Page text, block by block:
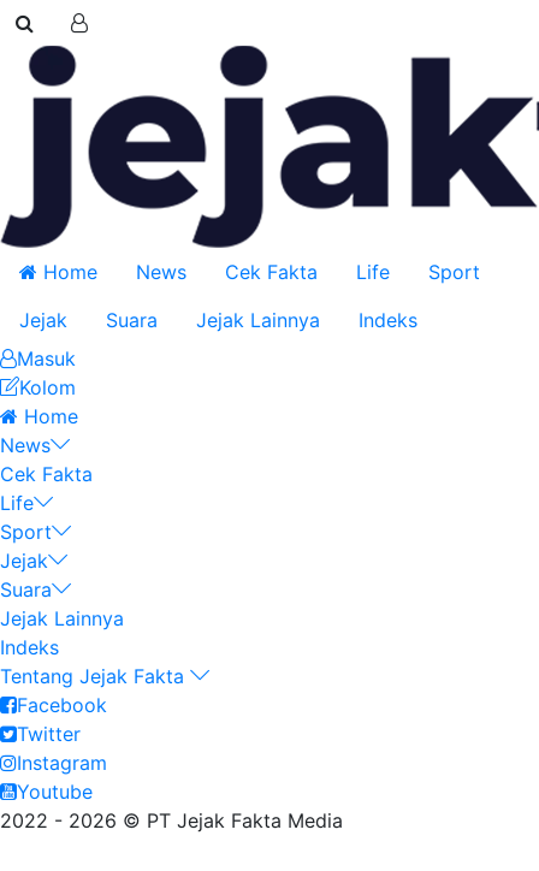
Home News Cek Fakta Life
Sport
Jejak
Suara Jejak Lainnya
Indeks
Masuk
Kolom
Home
News
Cek Fakta
Life
Sport
Jejak
Suara
Jejak Lainnya
Indeks
Tentang Jejak Fakta
Facebook
Twitter
Instagram
Youtube
2022 - 2026 © PT Jejak Fakta Media